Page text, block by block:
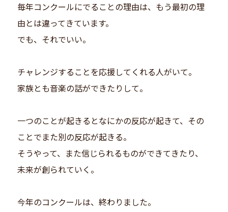
毎年コンクールにでることの理由は、もう最初の理
由とは違ってきています。
でも、それでいい。
チャレンジすることを応援してくれる人がいて。
家族とも音楽の話ができたりして。
一つのことが起きるとなにかの反応が起きて、その
ことでまた別の反応が起きる。
そうやって、また信じられるものができてきたり、
未来が創られていく。
今年のコンクールは、終わりました。